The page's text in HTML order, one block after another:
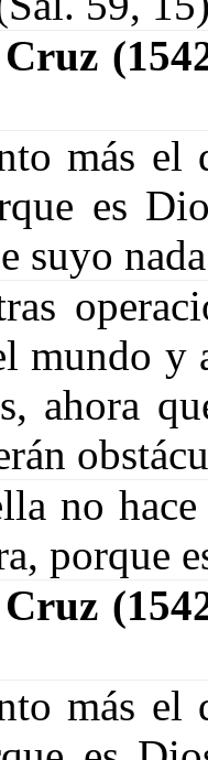
Cruz
más
es
suyo
mundo y
ahora
no
porque
Cruz
más